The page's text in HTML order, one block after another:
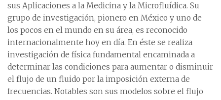
sus Aplicaciones a la Medicina y la Microfluídica. Su
grupo de investigación, pionero en México y uno de
los pocos en el mundo en su área, es reconocido
internacionalmente hoy en día. En éste se realiza
investigación de física fundamental encaminada a
determinar las condiciones para aumentar o disminuir
el flujo de un fluido por la imposición externa de
frecuencias. Notables son sus modelos sobre el flujo